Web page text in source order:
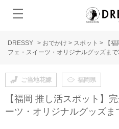
DRESSY > おでかけ > スポット >
【
フェ・スイーツ・オリジナルグッズま
ご当地花嫁 福岡県
【福岡 推し活スポット】
ーツ・オリジナルグッズま